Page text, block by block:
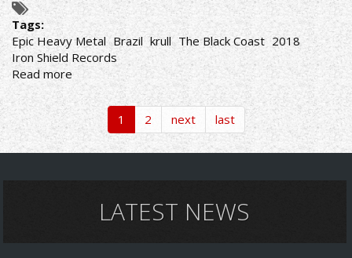
Tags:
Epic Heavy Metal Brazil krull The Black Coast 2018
Iron Shield Records
Read more about
EPIC
HEAVY
METAL
ΑΠΟ
ΒΡΑΖΙΛΙΑ
1 2 next last
LATEST NEWS